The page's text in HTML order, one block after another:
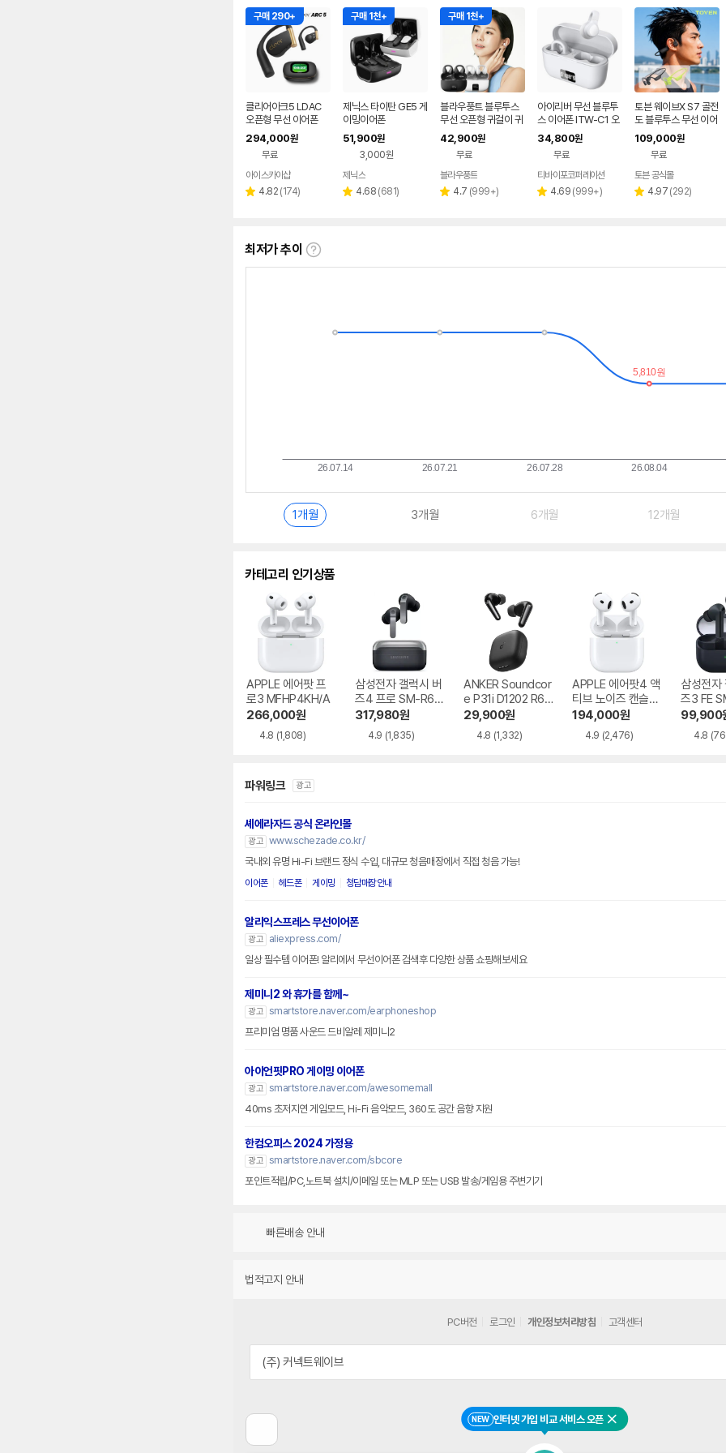
NEW 인터넷 가입 비교 서비스 오픈 닫기
구매 290+
클리어아크5 LDAC
오픈형 무선 이어폰
294,000원
무료
페이
아이스카이샵
별 4.82 리
(174)
구매 1천+
제닉스 타이탄 GE5 게
이밍이어폰
51,900원
3,000원
페이
제닉스
별 4.68 리
(681)
구매 1천+
블라우풍트 블루투스
무선 오픈형 귀걸이 귀
찌형 이어폰 귀걸이형
이어클립 러닝 귀찌이
어폰
42,900원
무료
페이
블라우풍트
별 4.7 리
(999+)
아이리버 무선 블루투
스 이어폰 ITW-C1 오
픈형 러닝 자전거 운동
용 초경량 이어커프 이
어폰 화이트
34,800원
무료
티바이포코퍼레이션
별 4.69 리
(999+)
토븐 웨이브X S7 골전
도 블루투스 무선 이어
폰 MP3 러닝 수영 자
전거 운동 스포츠 방수
109,000원
무료
토븐 공식몰
별 4.97 리
(292)
최저가 추이
최
1개월 3개월 6개월 12개월
카테고리 인기상품
APPLE 에어팟 프
로3 MFHP4KH/A
266,000원
4.8 (1,808)
삼성전자 갤럭시 버
즈4 프로 SM-R64
0
317,980원
4.9 (1,835)
ANKER Soundcor
e P31i D1202 R60
i NC
29,900원
4.8 (1,332)
APPLE 에어팟4 액
티브 노이즈 캔슬링
MXP93KH/A
194,000원
4.9 (2,476)
삼성전자
즈3 FE
99,900
4.8
파워링크 광고
셰에라자드 공식 온라인몰
광고 www.schezade.co.kr/
국내외 유명 Hi-Fi 브랜드 정식 수입, 대규모 청음매장에서 직접 청음 가능!
이어폰 헤드폰 게이밍 청담매장안내
알리익스프레스 무선이어폰
광고
aliexpress.com/
일상 필수템 이어폰! 알리에서 무선이어폰 검색후 다양한 상품 쇼핑해보세요
제미니2 와 휴가를 함께~
광고 smartstore.naver.com/earphoneshop
프리미엄 명품 사운드 드비알레 제미니2
아이언핏PRO 게이밍 이어폰
광고 smartstore.naver.com/awesomemall
40ms 초저지연 게임모드, Hi-Fi 음악모드, 360도 공간 음향 지원
한컴오피스 2024 가정용
광고 smartstore.naver.com/sbcore
포인트적립/PC,노트북 설치/이메일 또는 MLP 또는 USB 발송/게임용 주변기기
빠른배송 안내
법적고지 안내
전
PC버전 로그인 개인정보처리방침 고객센터
(주) 커넥트웨이브